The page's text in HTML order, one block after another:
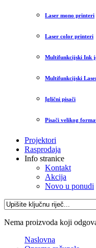
Laser mono printeri
Laser color printeri
Multifunkcijski Ink
Multifunkcijski
Iglični pisači
Pisači velikog
Projektori
Rasprodaja
Info stranice
Kontakt
Akcija
Novo u ponudi
Nema proizvoda koji
Naslovna